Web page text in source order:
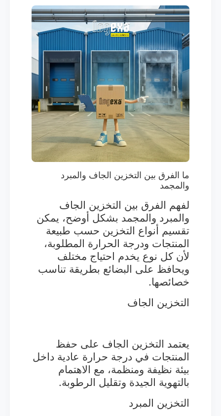
ما الفرق بين التخزين الجاف والمبرد
والمجمد
لفهم الفرق بين التخزين الجاف
والمبرد والمجمد بشكل أوضح، يمكن
تقسيم أنواع التخزين حسب طبيعة
المنتجات ودرجة الحرارة المطلوبة،
لأن كل نوع يخدم احتياج مختلف
ويحافظ على البضائع بطريقة تناسب
خصائصها.
التخزين الجاف
يعتمد التخزين الجاف على حفظ
المنتجات في درجة حرارة عادية داخل
بيئة نظيفة ومنظمة، مع الاهتمام
بالتهوية الجيدة وتقليل الرطوبة.
التخزين المبرد